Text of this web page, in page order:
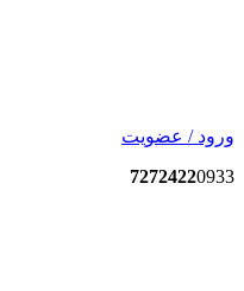
ورود / عضویت
72724220933